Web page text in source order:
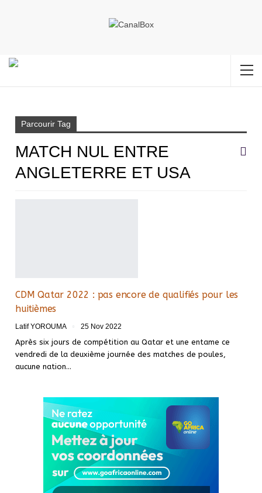
Parcourir Tag
MATCH NUL ENTRE
ANGLETERRE ET USA
CDM Qatar 2022 : pas encore de qualifiés pour les
huitièmes
Latif YOROUMA 25 Nov 2022
Après six jours de compétition au Qatar et une entame ce
vendredi de la deuxième journée des matches de poules,
aucune nation…